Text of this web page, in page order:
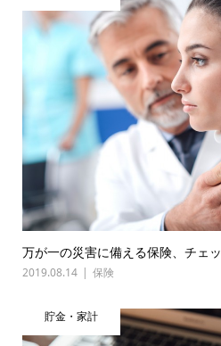
万が一の災害に備える保険、チェ
2019.08.14 保険
貯金・家計